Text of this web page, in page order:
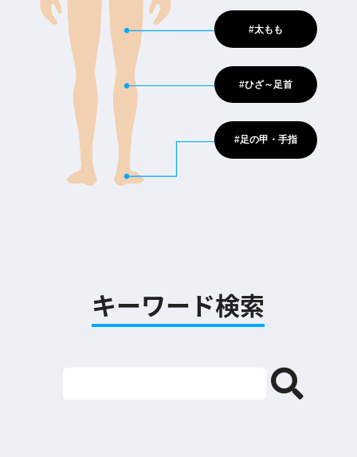
#太もも
#ひざ～足首
#足の甲・手指
キーワード検索